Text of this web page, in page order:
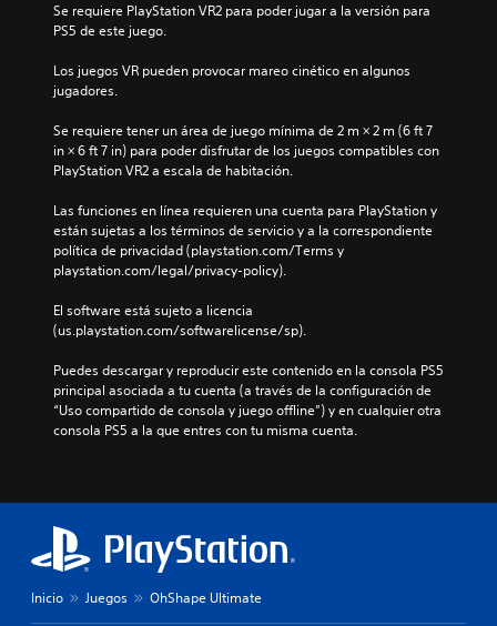
Se requiere PlayStation VR2 para poder jugar a la versión para
PS5 de este juego.
Los juegos VR pueden provocar mareo cinético en algunos
jugadores.
Se requiere tener un área de juego mínima de 2 m × 2 m (6 ft 7
in × 6 ft 7 in) para poder disfrutar de los juegos compatibles con
PlayStation VR2 a escala de habitación.
Las funciones en línea requieren una cuenta para PlayStation y
están sujetas a los términos de servicio y a la correspondiente
política de privacidad (playstation.com/Terms y
playstation.com/legal/privacy-policy).
El software está sujeto a licencia
(us.playstation.com/softwarelicense/sp).
Puedes descargar y reproducir este contenido en la consola PS5
principal asociada a tu cuenta (a través de la configuración de
“Uso compartido de consola y juego offline”) y en cualquier otra
consola PS5 a la que entres con tu misma cuenta.
Inicio Juegos OhShape Ultimate